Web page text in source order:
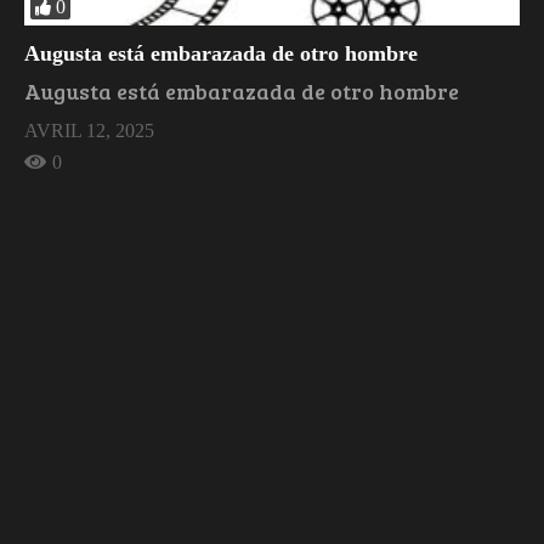
0
Augusta está embarazada de otro hombre
Augusta está embarazada de otro hombre
AVRIL 12, 2025
0